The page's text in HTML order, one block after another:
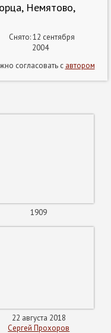
Немятово,
Снято: 12 сентября
2004
согласовать с автором
1909
22 августа 2018
Сергей Прохоров